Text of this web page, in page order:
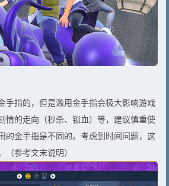
手指的，但是滥用金手指会极大影响游戏
情的走向（秒杀、锁血）等，建议慎重使
的金手指是不同的。考虑到时间问题，这
（参考文末说明）